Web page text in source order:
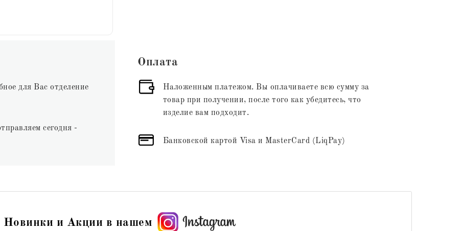
для Вас отделение
сегодня -
Оплата
Наложенным платежом. Вы оплачиваете всю сумму за
товар при получении, после того как убедитесь, что
изделие вам подходит.
Банковской картой Visa и MasterCard (LiqPay)
Новинки и Акции в нашем